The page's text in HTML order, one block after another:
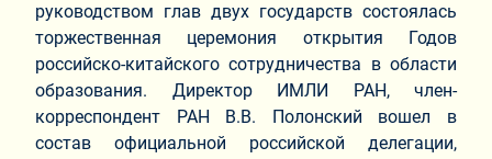
руководством глав двух государств состоялась
торжественная церемония открытия Годов
российско-китайского сотрудничества в области
образования. Директор ИМЛИ РАН, член-
корреспондент РАН В.В. Полонский вошел в
состав официальной российской делегации,